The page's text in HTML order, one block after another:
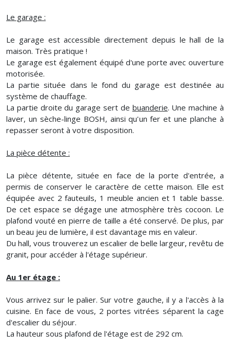
Le garage :
Le garage est accessible directement depuis le hall de la
maison. Très pratique !
Le garage est également équipé d'une porte avec ouverture
motorisée.
La partie située dans le fond du garage est destinée au
système de chauffage.
La partie droite du garage sert de buanderie. Une machine à
laver, un sèche-linge BOSH, ainsi qu'un fer et une planche à
repasser seront à votre disposition.
La pièce détente :
La pièce détente, située en face de la porte d'entrée, a
permis de conserver le caractère de cette maison. Elle est
équipée avec 2 fauteuils, 1 meuble ancien et 1 table basse.
De cet espace se dégage une atmosphère très cocoon. Le
plafond vouté en pierre de taille a été conservé. De plus, par
un beau jeu de lumière, il est davantage mis en valeur.
Du hall, vous trouverez un escalier de belle largeur, revêtu de
granit, pour accéder à l'étage supérieur.
Au 1er étage :
Vous arrivez sur le palier. Sur votre gauche, il y a l'accès à la
cuisine. En face de vous, 2 portes vitrées séparent la cage
d'escalier du séjour.
La hauteur sous plafond de l'étage est de 292 cm.